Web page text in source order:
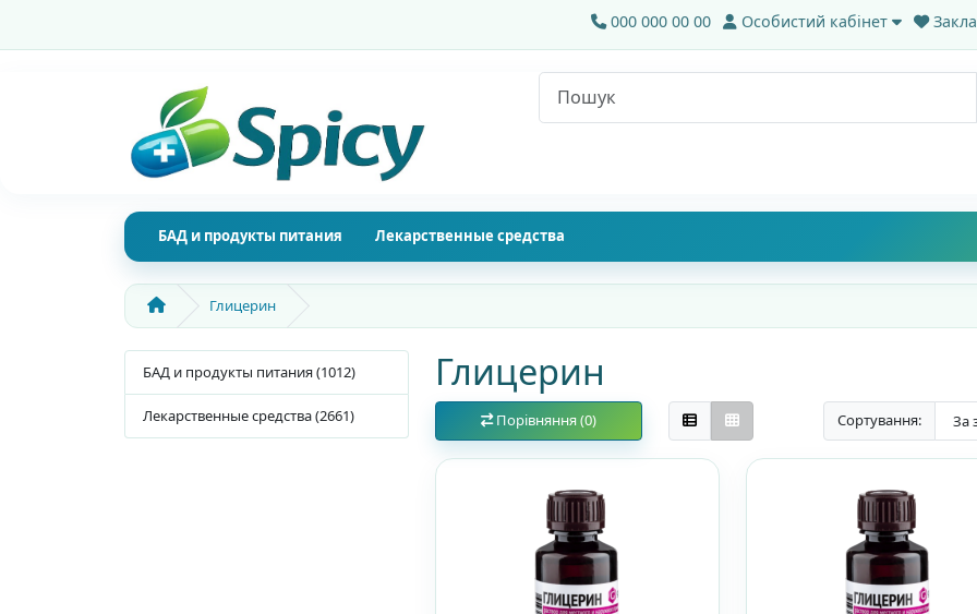
000 000 00 00 Особистий кабінет
БАД и продукты питания Лекарственные средства
Глицерин
БАД и продукты питания (1012)
Лекарственные средства (2661)
Глицерин
Порівняння (0) Сортування: